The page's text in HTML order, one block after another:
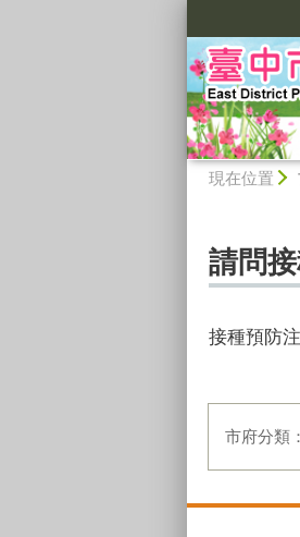
現在位置
請問
接種預防
市府分類